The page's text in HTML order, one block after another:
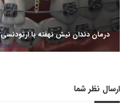
درمان دندان نیش نهفته با ارتودنسی
ارسال نظر شما